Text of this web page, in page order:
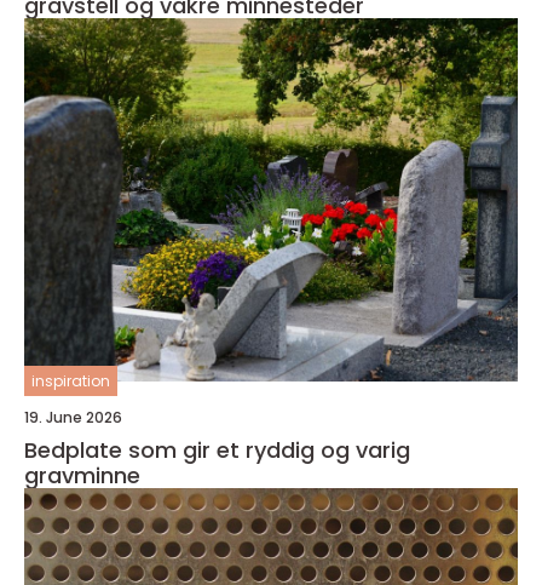
inspiration
19. June 2026
Bedplate som gir et ryddig og varig
gravminne